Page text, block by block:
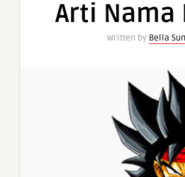
Arti Nama
Written by Bella